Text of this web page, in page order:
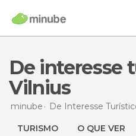
De interesse turístico em
Vilnius
minube De Interesse
TURISMO O QUE VER